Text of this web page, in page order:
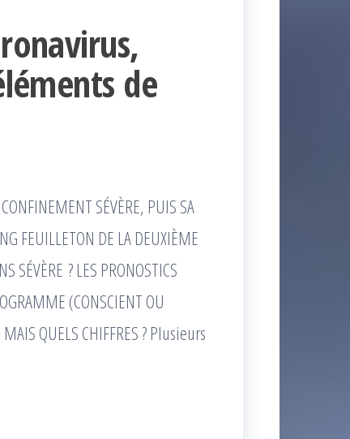
de
SÉVÈRE, PUIS SA
FEUILLETON DE LA DEUXIÈME
SÉVÈRE ? LES PRONOSTICS
(CONSCIENT OU
MAIS QUELS CHIFFRES ? Plusieurs